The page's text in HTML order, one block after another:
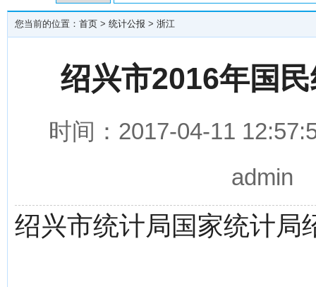
您当前的位置： 首页 > 统计公报 > 浙江
绍兴市2016年国
时间：2017-04-11
admin
绍兴市统计局国家统计局